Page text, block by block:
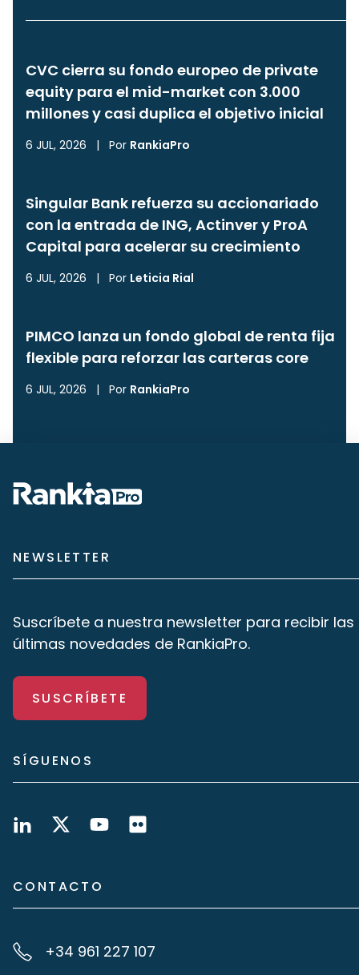
CVC cierra su fondo europeo de private
equity para el mid-market con 3.000
millones y casi duplica el objetivo inicial
6 JUL, 2026 | Por RankiaPro
Singular Bank refuerza su accionariado
con la entrada de ING, Actinver y ProA
Capital para acelerar su crecimiento
6 JUL, 2026 | Por Leticia Rial
PIMCO lanza un fondo global de renta fija
flexible para reforzar las carteras core
6 JUL, 2026 | Por RankiaPro
NEWSLETTER
Suscríbete a nuestra newsletter para recibir las
últimas novedades de RankiaPro.
SUSCRÍBETE
SÍGUENOS
CONTACTO
+34 961 227 107